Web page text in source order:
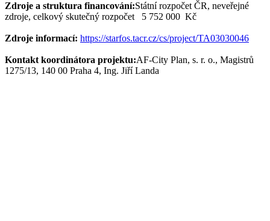
Zdroje a struktura financování:Státní rozpočet ČR, neveřejné
zdroje, celkový skutečný rozpočet 5 752 000 Kč
Zdroje informací: https://starfos.tacr.cz/cs/project/TA03030046
Kontakt koordinátora projektu:AF-City Plan, s. r. o., Magistrů
1275/13, 140 00 Praha 4, Ing. Jiří Landa